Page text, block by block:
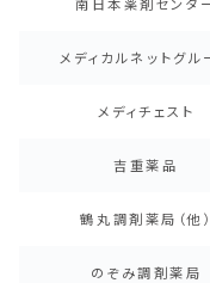
メディカルネットグル
メディチェスト
吉重薬品
鶴丸調剤薬局（他）
のぞみ調剤薬局